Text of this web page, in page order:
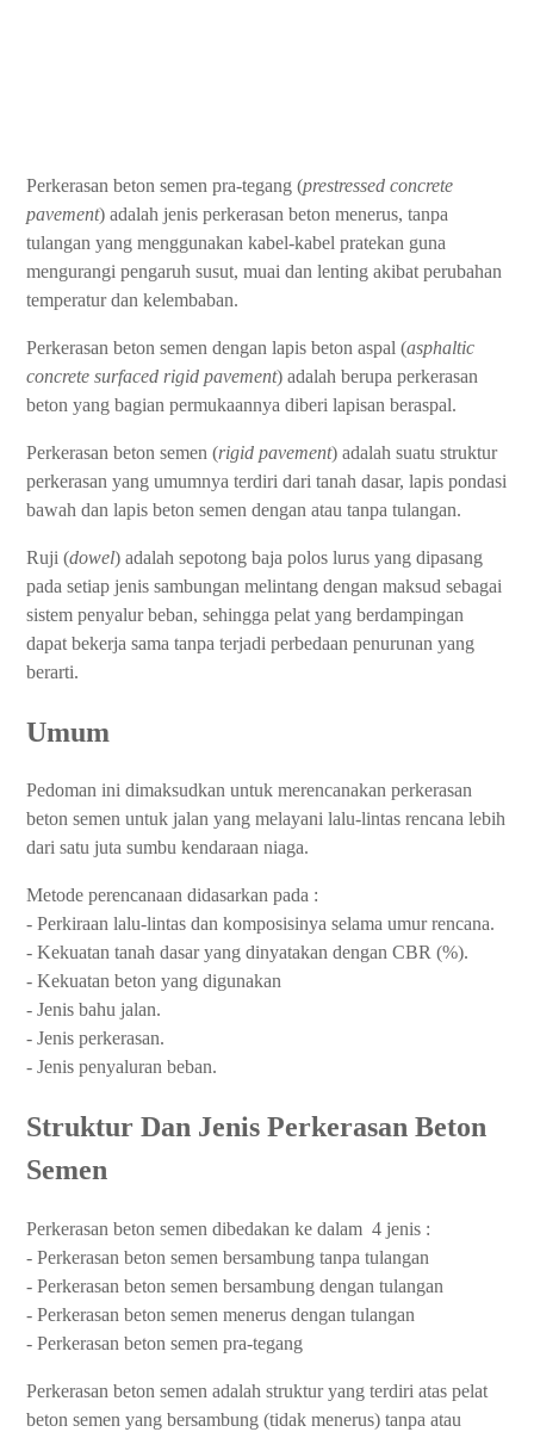
Perkerasan beton semen pra-tegang (prestressed concrete
pavement) adalah jenis perkerasan beton menerus, tanpa
tulangan yang menggunakan kabel-kabel pratekan guna
mengurangi pengaruh susut, muai dan lenting akibat perubahan
temperatur dan kelembaban.
Perkerasan beton semen dengan lapis beton aspal (asphaltic
concrete surfaced rigid pavement) adalah berupa perkerasan
beton yang bagian permukaannya diberi lapisan beraspal.
Perkerasan beton semen (rigid pavement) adalah suatu struktur
perkerasan yang umumnya terdiri dari tanah dasar, lapis pondasi
bawah dan lapis beton semen dengan atau tanpa tulangan.
Ruji (dowel) adalah sepotong baja polos lurus yang dipasang
pada setiap jenis sambungan melintang dengan maksud sebagai
sistem penyalur beban, sehingga pelat yang berdampingan
dapat bekerja sama tanpa terjadi perbedaan penurunan yang
berarti.
Umum
Pedoman ini dimaksudkan untuk merencanakan perkerasan
beton semen untuk jalan yang melayani lalu-lintas rencana lebih
dari satu juta sumbu kendaraan niaga.
Metode perencanaan didasarkan pada :
- Perkiraan lalu-lintas dan komposisinya selama umur rencana.
- Kekuatan tanah dasar yang dinyatakan dengan CBR (%).
- Kekuatan beton yang digunakan
- Jenis bahu jalan.
- Jenis perkerasan.
- Jenis penyaluran beban.
Struktur Dan Jenis Perkerasan Beton
Semen
Perkerasan beton semen dibedakan ke dalam 4 jenis :
- Perkerasan beton semen bersambung tanpa tulangan
- Perkerasan beton semen bersambung dengan tulangan
- Perkerasan beton semen menerus dengan tulangan
- Perkerasan beton semen pra-tegang
Perkerasan beton semen adalah struktur yang terdiri atas pelat
beton semen yang bersambung (tidak menerus) tanpa atau